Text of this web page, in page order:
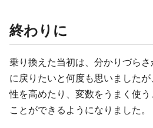
終わりに
乗り換えた当初は、分かりづら
に戻りたいと何度も思いました
性を高めたり、変数をうまく使
ことができるようになりました。